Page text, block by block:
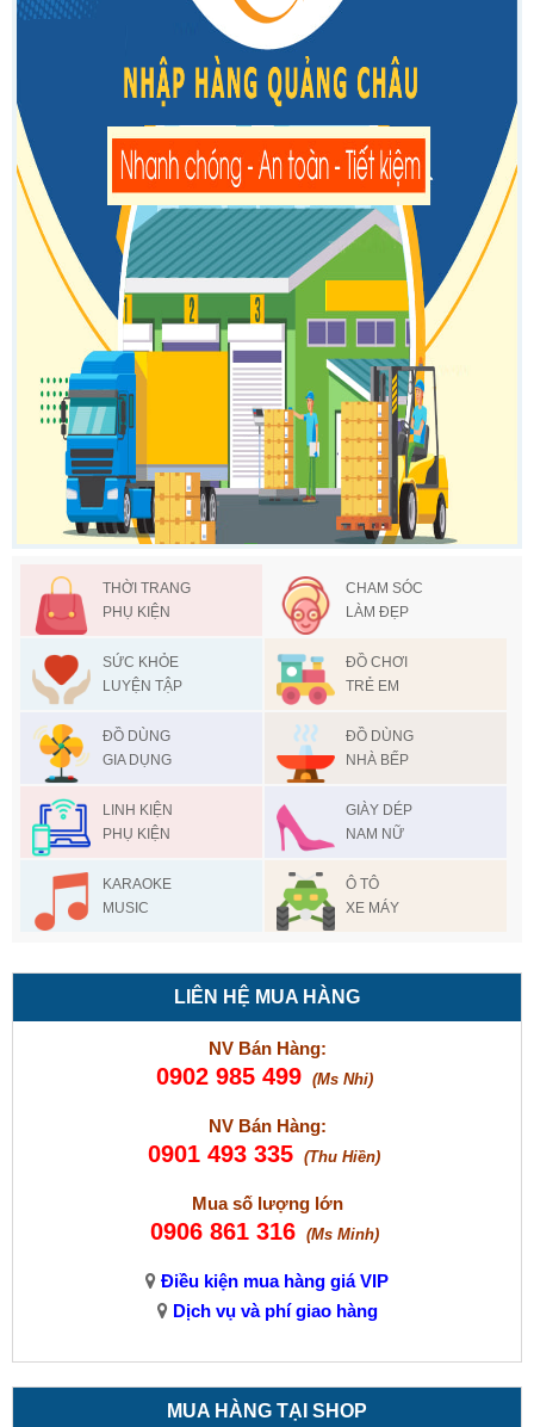
THỜI TRANG
PHỤ KIỆN
CHAM SÓC
LÀM ĐẸP
SỨC KHỎE
LUYỆN TẬP
ĐỒ CHƠI
TRẺ EM
ĐỒ DÙNG
GIA DỤNG
ĐỒ DÙNG
NHÀ BẾP
LINH KIỆN
PHỤ KIỆN
GIÀY DÉP
NAM NỮ
KARAOKE
MUSIC
Ô TÔ
XE MÁY
LIÊN HỆ MUA HÀNG
NV Bán Hàng:
0902 985 499 (Ms Nhi)
NV Bán Hàng:
0901 493 335 (Thu Hiền)
Mua số lượng lớn
0906 861 316 (Ms Minh)
Điều kiện mua hàng giá VIP
Dịch vụ và phí giao hàng
MUA HÀNG TẠI SHOP